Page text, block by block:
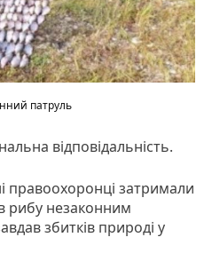
патруль
відповідальність.
правоохоронці затримали
рибу незаконним
збитків природі у